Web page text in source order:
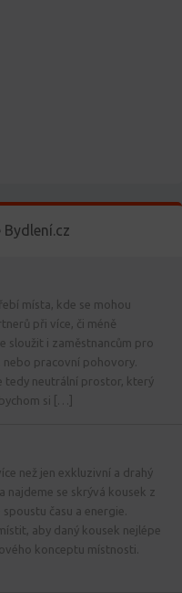
Bydlení.cz
místa, kde se mohou
při více, či méně
sloužit i zaměstnancům pro
nebo pracovní pohovory.
tedy neutrální prostor, který
si […]
než jen exkluzivní a drahý
najdeme se skrývá kousek z
času a energie.
aby daný kousek nejlépe
konceptu místnosti.